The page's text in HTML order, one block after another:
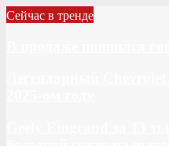
Сейчас в тренде